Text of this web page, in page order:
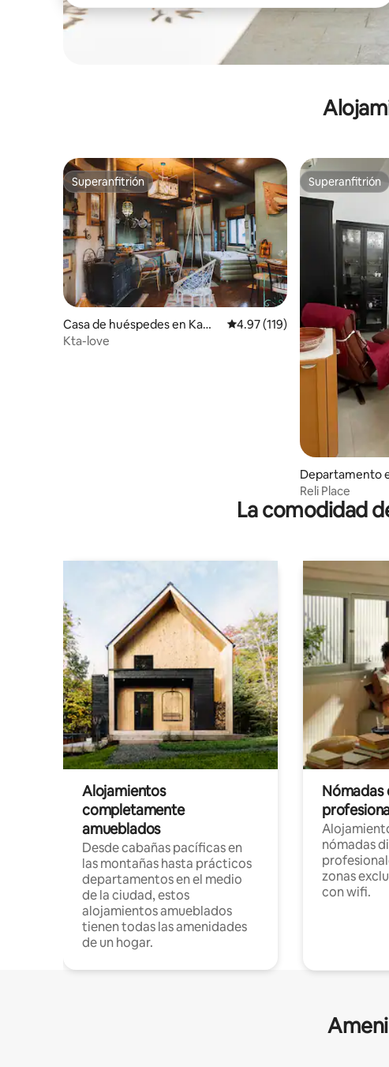
Superanfitrión
Superanfitrión
Casa de huéspedes en Kamo
n
Calificación promedio: 4.97
4.97 (119)
Kta-love
Superanfitrión
Superanfitrión
Departamento
Reli Place
La comodidad
Alojamientos
completamente
amueblados
Desde cabañas pacíficas en
las montañas hasta prácticos
departamentos en el medio
de la ciudad, estos
alojamientos amueblados
tienen todas las amenidades
de un hogar.
Nómadas
nómadas
zonas
con wifi.